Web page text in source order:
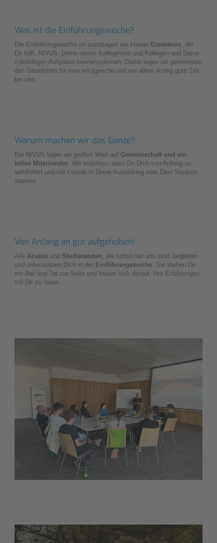
Was ist die Einführungswoche?
Die Einführungswoche ist sozusagen ein kleiner Crashkurs, der
Dir hilft, NIVUS, Deine neuen Kolleginnen und Kollegen und Deine
zukünftigen Aufgaben kennenzulernen. Damit legen wir gemeinsam
den Grundstein für eine erfolgreiche und vor allem richtig gute Zeit
bei uns.
Warum machen wir das Ganze?
Bei NIVUS legen wir großen Wert auf Gemeinschaft und ein
tolles Miteinander. Wir möchten, dass Du Dich von Anfang an
wohlfühlst und mit Freude in Deine Ausbildung oder Dein Studium
startest.
Von Anfang an gut aufgehoben!
Alle Azubis und Studierenden, die schon bei uns sind, begleiten
und unterstützen Dich in der Einführungswoche. Sie stehen Dir
mit Rat und Tat zur Seite und freuen sich darauf, ihre Erfahrungen
mit Dir zu teilen.